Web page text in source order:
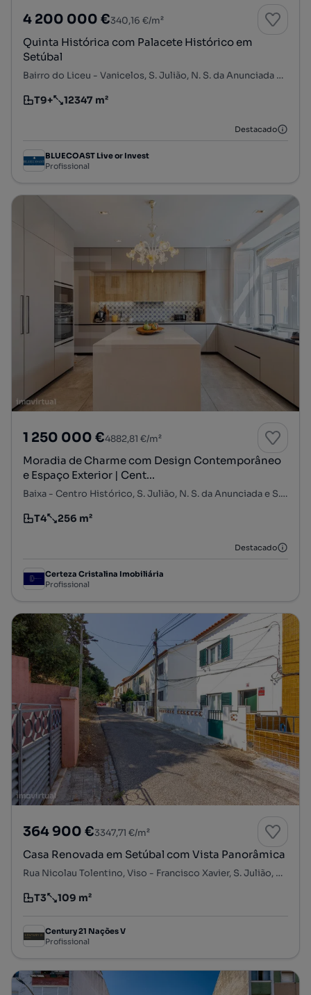
4 200 000 €340,16 €/m²
Quinta Histórica com Palacete Histórico em
Setúbal
Bairro do Liceu - Vanicelos, S. Julião, N. S. da Anunciada e S. Maria da Graça, Setúbal, Setúbal
Tipologia
T9+
Preço por metro quadrado
12347 m²
Destacado
BLUECOAST Live or Invest
Profissional
1 250 000 €4882,81 €/m²
Moradia de Charme com Design Contemporâneo
e Espaço Exterior | Cent...
Baixa - Centro Histórico, S. Julião, N. S. da Anunciada e S. Maria da Graça, Setúbal, Setúbal
Tipologia
T4
Preço por metro quadrado
256 m²
Destacado
Certeza Cristalina Imobiliária
Profissional
364 900 €3347,71 €/m²
Casa Renovada em Setúbal com Vista Panorâmica
Rua Nicolau Tolentino, Viso - Francisco Xavier, S. Julião, N. S. da Anunciada e S. Maria da Graça, Setúbal, Setúbal
Tipologia
T3
Preço por metro quadrado
109 m²
Century 21 Nações V
Profissional